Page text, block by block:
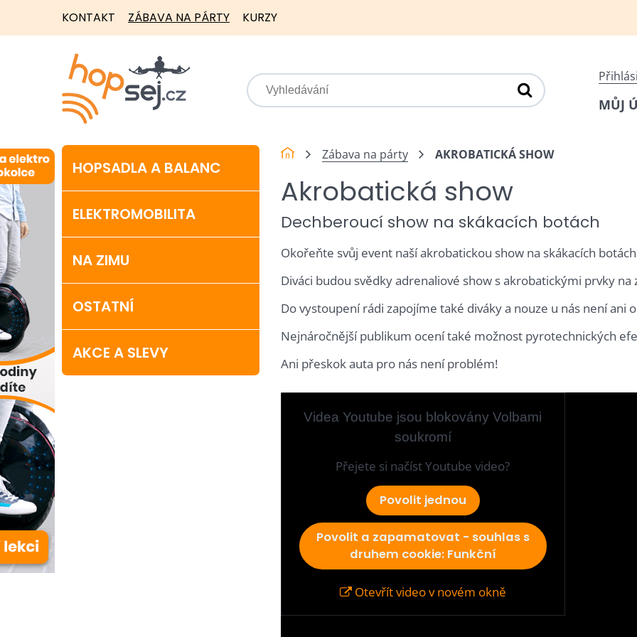
KONTAKT ZÁBAVA NA PÁRTY KURZY
MŮJ
HOPSADLA A BALANC
ELEKTROMOBILITA
NA ZIMU
OSTATNÍ
AKCE A SLEVY
Zábava na párty AKROBATICKÁ SHOW
Akrobatická show
Dechberoucí show na skákacích botách
Okořeňte svůj event naší akrobatickou show na skákacích
Diváci budou svědky adrenaliové show s akrobatickými prvky na
Do vystoupení rádi zapojíme také diváky a nouze u nás není ani
Nejnáročnější publikum ocení také možnost pyrotechnických
Ani přeskok auta pro nás není problém!
Videa Youtube jsou blokovány Volbami
soukromí
Přejete si načíst Youtube video?
Povolit jednou
Povolit a zapamatovat - souhlas s
druhem cookie: Funkční
Otevřít video v novém okně